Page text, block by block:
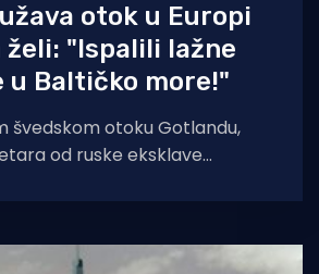
otok u Europi
"Ispalili lažne
Baltičko more!"
švedskom otoku Gotlandu,
od ruske eksklave
poruku ruskom